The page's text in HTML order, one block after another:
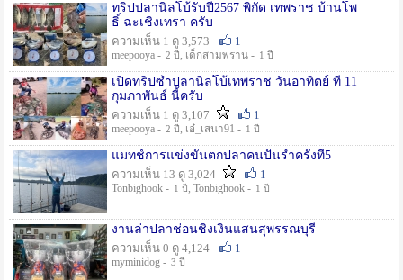
ทริปปลานิลโบ้รับปี2567 พิกัด เทพราช บ้านโพ
ธิ์ ฉะเชิงเทรา ครับ
ความเห็น 1 ดู 3,573
1
meepooya - 2 ปี , เด็กสามพราน - 1 ปี
เปิดทริปซ้ำปลานิลโบ้เทพราช วันอาทิตย์ ที่ 11
กุมภาพันธ์ นี้ครับ
ความเห็น 1 ดู 3,107
1
meepooya - 2 ปี , เอ๋_เสนา91 - 1 ปี
แมทช์การแข่งขั้นตกปลาคนปั้นรำครั้งที่5
ความเห็น 13 ดู 3,024
1
Tonbighook - 1 ปี , Tonbighook - 1 ปี
งานล่าปลาช่อนชิงเงินแสนสุพรรณบุรี
ความเห็น 0 ดู 4,124
1
myminidog - 3 ปี